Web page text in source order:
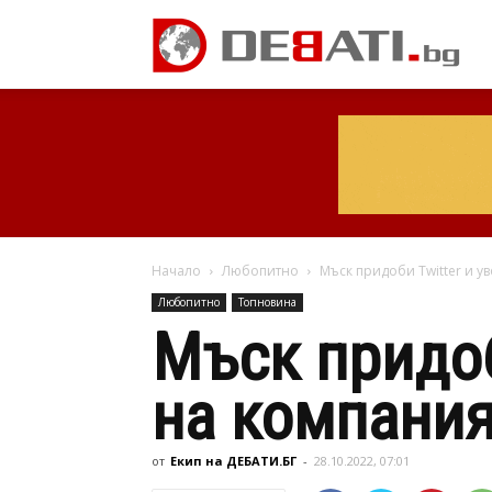
Начало Любопитно Мъск придоби Twitter и
Любопитно Топновина
Мъск
на
от Екип на ДЕБАТИ.БГ - 28.10.2022, 07:01